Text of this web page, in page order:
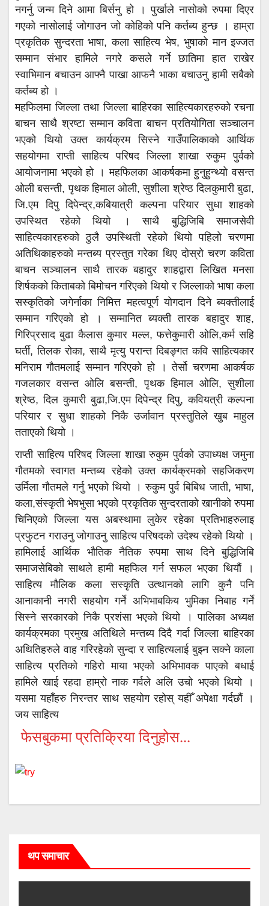
नगर्नु जन्म दिने आमा बिर्सनु हो । पुर्खाले नासोको रुपमा दिएर
गएको नासोलाई जोगाउन जो कोहिको पनि कर्तब्य हुन्छ । हाम्रा
प्रकृतिक सुन्दरता भाषा, कला साहित्य भेष, भुषाको मान इज्जत
सम्मान संभार हामिले नगरे कसले गर्ने छातिमा हात राखेर
स्वाभिमान बचाउन आफ्नै पाखा आफनै भाका बचाउनु हामी सबैको
कर्तब्य हो ।
महफिलमा जिल्ला तथा जिल्ला बाहिरका साहित्यकारहरुको रचना
बाचन साथै श्रष्टा सम्मान कविता बाचन प्रतियोगिता सञ्चालन
भएको थियो उक्त कार्यक्रम सिस्ने गाउँपालिकाको आर्थिक
सहयोगमा राप्ती साहित्य परिषद जिल्ला शाखा रुकुम पुर्वको
आयोजनामा भएको हो । महफिलका आकर्षकमा हुनुहुन्थ्यो वसन्त
ओली बसन्ती, पृथक हिमाल ओली, सुशीला श्रेष्ठ दिलकुमारी बुढा,
जि.एम दिपु दिपेन्द्र,कबियात्री कल्पना परियार सुधा शाहको
उपस्थित रहेको थियो । साथै बुद्धिजिबि समाजसेवी
साहित्यकारहरुको ठुलै उपस्थिती रहेको थियो पहिलो चरणमा
अतिथिकाहरुको मन्तब्य प्रस्तुत गरेका थिए दोस्रो चरण कविता
बाचन सञ्चालन साथै तारक बहादुर शाहद्वारा लिखित मनसा
शिर्षकको किताबको बिमोचन गरिएको थियो र जिल्लाको भाषा कला
सस्कृतिको जगेर्नाका निमित्त महत्वपूर्ण योगदान दिने ब्यक्तीलाई
सम्मान गरिएको हो । सम्मानित ब्यक्ती तारक बहादुर शाह,
गिरिप्रसाद बुढा कैलास कुमार मल्ल, फत्तेकुमारी ओलि,कर्म सहि
घर्ती, तिलक रोका, साथै मृत्यु परान्त दिबङ्गत कवि साहित्यकार
मनिराम गौतमलाई सम्मान गरिएको हो । तेर्सो चरणमा आकर्षक
गजलकार वसन्त ओलि बसन्ती, पृथक हिमाल ओलि, सुशीला
श्रेष्ठ, दिल कुमारी बुढा,जि.एम दिपेन्द्र दिपु, कवियत्री कल्पना
परियार र सुधा शाहको निकै उर्जावान प्रस्तुतिले खुब माहुल
तताएको थियो ।
राप्ती साहित्य परिषद जिल्ला शाखा रुकुम पुर्वको उपाध्यक्ष जमुना
गौतमको स्वागत मन्तब्य रहेको उक्त कार्यक्रमको सहजिकरण
उर्मिला गौतमले गर्नु भएको थियो । रुकुम पुर्व बिबिध जाती, भाषा,
कला,संस्कृती भेषभुसा भएको प्रकृतिक सुन्दरताको खानीको रुपमा
चिनिएको जिल्ला यस अबस्थामा लुकेर रहेका प्रतिभाहरुलाइ
प्रफुटन गराउनु जोगाउनु साहित्य परिषदको उदेश्य रहेको थियो ।
हामिलाई आर्थिक भौतिक नैतिक रुपमा साथ दिने बुद्धिजिबि
समाजसेबिको साथले हामी महफिल गर्न सफल भएका थियौं ।
साहित्य मौलिक कला सस्कृति उत्थानको लागि कुनै पनि
आनाकानी नगरी सहयोग गर्ने अभिभाबकिय भुमिका निबाह गर्ने
सिस्ने सरकारको निकै प्रशंसा भएको थियो । पालिका अध्यक्ष
कार्यक्रमका प्रमुख अतिथिले मन्तब्य दिदै गर्दा जिल्ला बाहिरका
अथितिहरुले वाह गरिरहेको सुन्दा र साहित्यलाई बुझ्न सक्ने काला
साहित्य प्रतिको गहिरो माया भएको अभिभावक पाएको बधाई
हामिले खाई रहदा हाम्रो नाक गर्वले अलि उचो भएको थियो ।
यसमा यहाँहरु निरन्तर साथ सहयोग रहोस् यहीँ अपेक्षा गर्दछौं ।
जय साहित्य
फेसबुकमा प्रतिक्रिया दिनुहोस...
थप समाचार